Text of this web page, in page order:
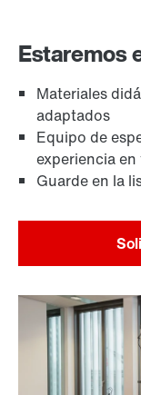
Estaremos
Materiales
adaptados
Equipo de
experiencia
Guarde en la